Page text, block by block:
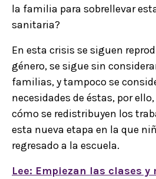
la familia para sobrellevar
sanitaria?
En esta crisis se siguen
género, se sigue sin
familias, y tampoco se
necesidades de éstas, por
cómo se redistribuyen los
esta nueva etapa en la que
regresado a la escuela.
Lee: Empiezan las clases y